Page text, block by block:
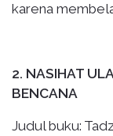
karena
2. NASIHAT
BENCANA
Judul buku: